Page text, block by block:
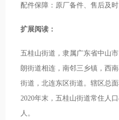
配件保障：原厂备件、售后及
扩展阅读：
五桂山街道，隶属广东省中山
朗街道相连，南邻三乡镇，西
街道，北连东区街道。辖区总
2020年末，五桂山街道常住人
人。